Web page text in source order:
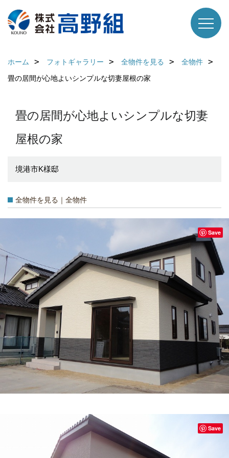
ホーム フォトギャラリー 全物件を見る
全物件
畳の居間が心地よいシンプルな切妻屋根の家
畳の居間が心地よいシンプルな切妻
屋根の家
境港市K様邸
全物件を見る｜全物件
Save
Save